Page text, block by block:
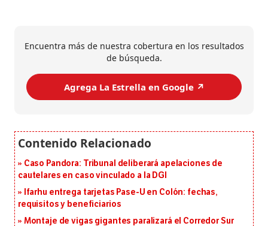
Encuentra más de nuestra cobertura en los resultados
de búsqueda.
Agrega La Estrella en Google ↗️
Caso Pandora: Tribunal deliberará apelaciones de
cautelares en caso vinculado a la DGI
Ifarhu entrega tarjetas Pase-U en Colón: fechas,
requisitos y beneficiarios
Montaje de vigas gigantes paralizará el Corredor Sur